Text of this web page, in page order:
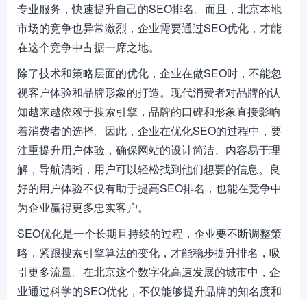
专业服务，快速提升自己的SEO排名。而且，北京本地
市场的竞争也异常激烈，企业需要通过SEO优化，才能
在这个竞争中占据一席之地。
除了技术和策略层面的优化，企业在做SEO时，不能忽
视客户体验和品牌形象的打造。现代消费者对品牌的认
知越来越依赖于搜索引擎，品牌的口碑和形象直接影响
着消费者的选择。因此，企业在优化SEO的过程中，要
注重提升用户体验，确保网站的设计简洁、内容易于理
解，导航清晰，用户可以轻松找到他们想要的信息。良
好的用户体验不仅有助于提高SEO排名，也能在竞争中
为企业赢得更多忠实客户。
SEO优化是一个长期且持续的过程，企业要不断调整策
略，紧跟搜索引擎算法的变化，才能稳步提升排名，吸
引更多流量。在北京这个数字化高速发展的城市中，企
业通过科学的SEO优化，不仅能够提升品牌的知名度和